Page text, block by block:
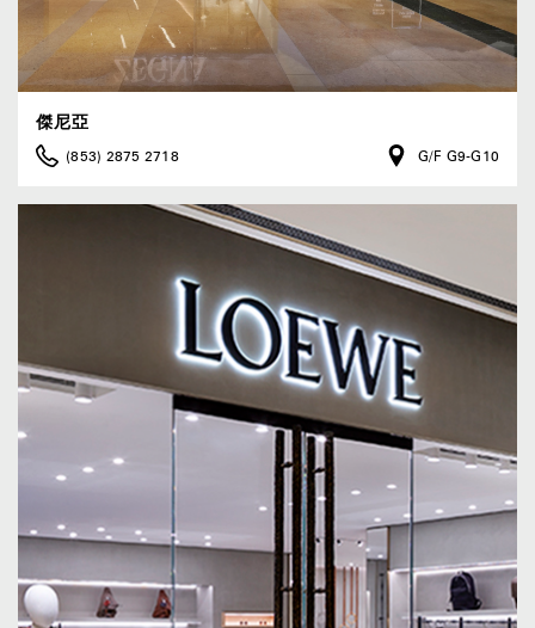
傑尼亞
(853) 2875 2718 G/F G9-G10